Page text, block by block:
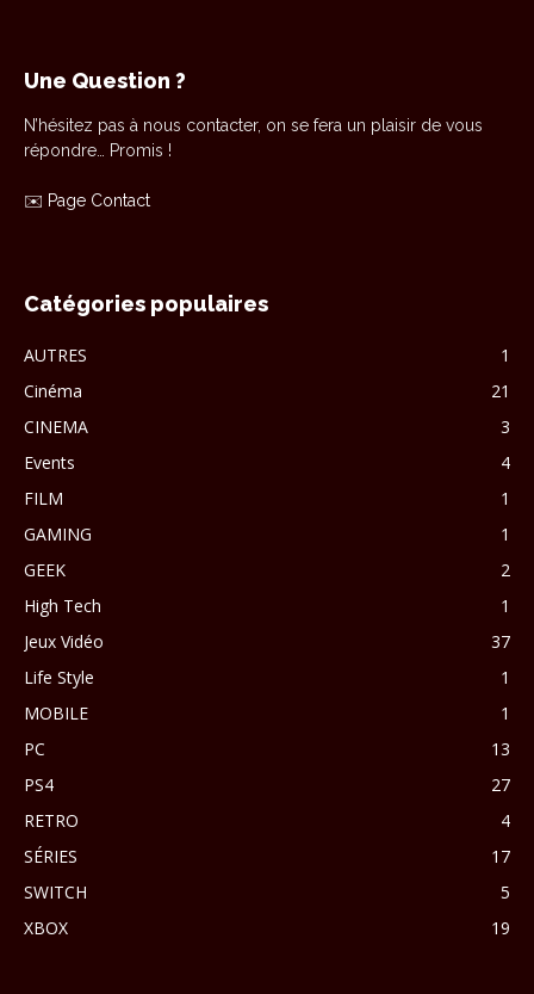
Une Question ?
N’hésitez pas à nous contacter, on se fera un plaisir de vous
répondre… Promis !
✉️ Page Contact
Catégories populaires
AUTRES
1
Cinéma
21
CINEMA
3
Events
4
FILM
1
GAMING
1
GEEK
2
High Tech
1
Jeux Vidéo
37
Life Style
1
MOBILE
1
PC
13
PS4
27
RETRO
4
SÉRIES
17
SWITCH
5
XBOX
19